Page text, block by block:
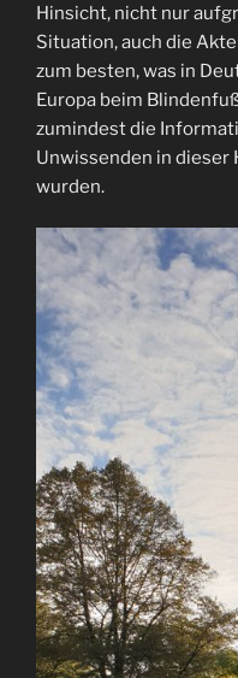
Hinsicht, nicht nur
Situation, auch die
zum besten, was in
Europa beim
zumindest die
Unwissenden in
wurden.